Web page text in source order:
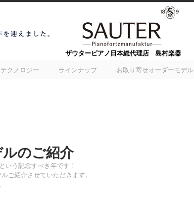
​ザウターピアノ日本総代理店 島村楽器
テクノロジー ラインナップ お取り寄せオーダーモデル
のご紹介
いう記念すべき年です！
ご紹介させていただきます。